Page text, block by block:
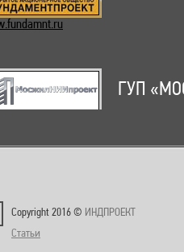
ГУП
studio.ru
Copyright 2016 © ИНДПРОЕКТ
Статьи